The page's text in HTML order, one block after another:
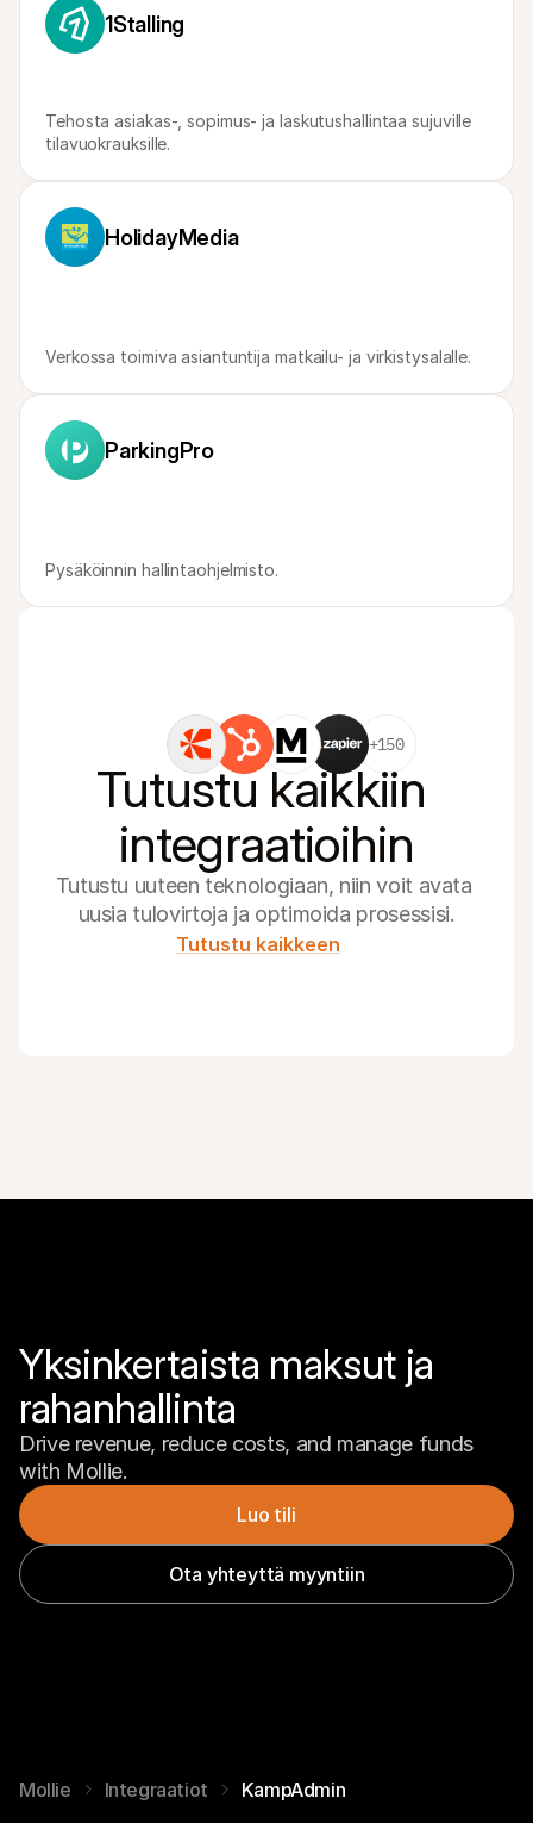
1Stalling
Tehosta asiakas-, sopimus- ja laskutushallintaa sujuville
tilavuokrauksille.
HolidayMedia
Verkossa toimiva asiantuntija matkailu- ja virkistysalalle.
ParkingPro
Pysäköinnin hallintaohjelmisto.
+150
Tutustu kaikkiin
integraatioihin
Tutustu uuteen teknologiaan, niin voit avata
uusia tulovirtoja ja optimoida prosessisi.
Tutustu kaikkeen
Yksinkertaista maksut ja
rahanhallinta
Drive revenue, reduce costs, and manage funds
with Mollie.
Luo tili
Ota yhteyttä myyntiin
Mollie Integraatiot KampAdmin
Ostajille
Selvitä, miksi Mollie näkyy tiliotteessasi
Mollie-asiakkaille
Tutustu, kuinka voimme auttaa yritystäsi